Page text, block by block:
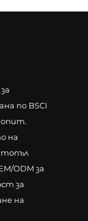
по BSCI
опит.
на
топъл
ODM за
за
на